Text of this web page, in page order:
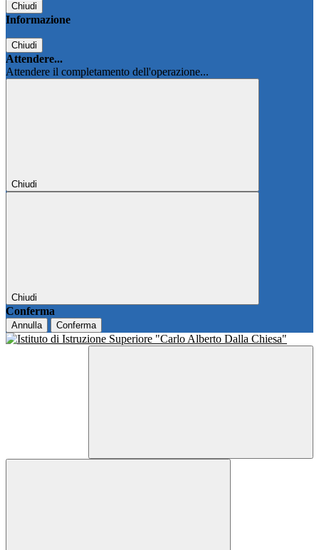
Chiudi
Informazione
Chiudi
Attendere...
Attendere il completamento dell'operazione...
Chiudi
Chiudi
Conferma
Annulla Conferma